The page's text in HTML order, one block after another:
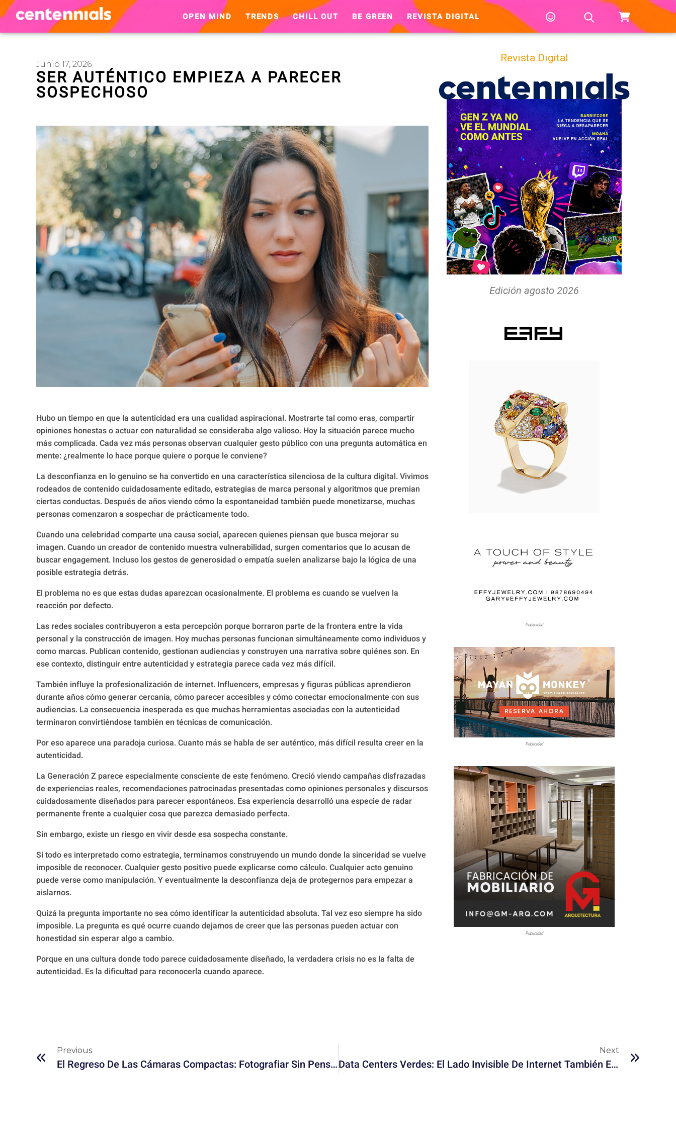
OPEN MIND TRENDS CHILL OUT BE GREEN REVISTA DIGITAL
Junio 17, 2026
SER AUTÉNTICO EMPIEZA A PARECER
SOSPECHOSO
Hubo un tiempo en que la autenticidad era una cualidad aspiracional. Mostrarte tal como eras, compartir
opiniones honestas o actuar con naturalidad se consideraba algo valioso. Hoy la situación parece mucho
más complicada. Cada vez más personas observan cualquier gesto público con una pregunta automática en
mente: ¿realmente lo hace porque quiere o porque le conviene?
La desconfianza en lo genuino se ha convertido en una característica silenciosa de la cultura digital. Vivimos
rodeados de contenido cuidadosamente editado, estrategias de marca personal y algoritmos que premian
ciertas conductas. Después de años viendo cómo la espontaneidad también puede monetizarse, muchas
personas comenzaron a sospechar de prácticamente todo.
Cuando una celebridad comparte una causa social, aparecen quienes piensan que busca mejorar su
imagen. Cuando un creador de contenido muestra vulnerabilidad, surgen comentarios que lo acusan de
buscar engagement. Incluso los gestos de generosidad o empatía suelen analizarse bajo la lógica de una
posible estrategia detrás.
El problema no es que estas dudas aparezcan ocasionalmente. El problema es cuando se vuelven la
reacción por defecto.
Las redes sociales contribuyeron a esta percepción porque borraron parte de la frontera entre la vida
personal y la construcción de imagen. Hoy muchas personas funcionan simultáneamente como individuos y
como marcas. Publican contenido, gestionan audiencias y construyen una narrativa sobre quiénes son. En
ese contexto, distinguir entre autenticidad y estrategia parece cada vez más difícil.
También influye la profesionalización de internet. Influencers, empresas y figuras públicas aprendieron
durante años cómo generar cercanía, cómo parecer accesibles y cómo conectar emocionalmente con sus
audiencias. La consecuencia inesperada es que muchas herramientas asociadas con la autenticidad
terminaron convirtiéndose también en técnicas de comunicación.
Por eso aparece una paradoja curiosa. Cuanto más se habla de ser auténtico, más difícil resulta creer en la
autenticidad.
La Generación Z parece especialmente consciente de este fenómeno. Creció viendo campañas disfrazadas
de experiencias reales, recomendaciones patrocinadas presentadas como opiniones personales y discursos
cuidadosamente diseñados para parecer espontáneos. Esa experiencia desarrolló una especie de radar
permanente frente a cualquier cosa que parezca demasiado perfecta.
Sin embargo, existe un riesgo en vivir desde esa sospecha constante.
Si todo es interpretado como estrategia, terminamos construyendo un mundo donde la sinceridad se vuelve
imposible de reconocer. Cualquier gesto positivo puede explicarse como cálculo. Cualquier acto genuino
puede verse como manipulación. Y eventualmente la desconfianza deja de protegernos para empezar a
aislarnos.
Quizá la pregunta importante no sea cómo identificar la autenticidad absoluta. Tal vez eso siempre ha sido
imposible. La pregunta es qué ocurre cuando dejamos de creer que las personas pueden actuar con
honestidad sin esperar algo a cambio.
Porque en una cultura donde todo parece cuidadosamente diseñado, la verdadera crisis no es la falta de
autenticidad. Es la dificultad para reconocerla cuando aparece.
Revista Digital
Edición agosto 2026
Publicidad
Publicidad
Publicidad
Previous
El Regreso De Las Cámaras Compactas: Fotografiar Sin Pensar En Likes
Next
Data Centers Verdes: El Lado Invisible De Internet También Está Cambiando